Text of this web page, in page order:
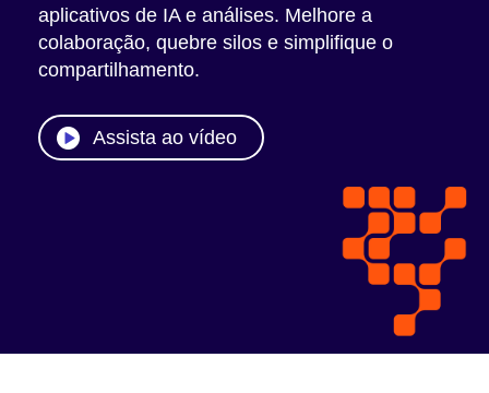
aplicativos de IA e análises. Melhore a
colaboração, quebre silos e simplifique o
compartilhamento.
Assista ao vídeo